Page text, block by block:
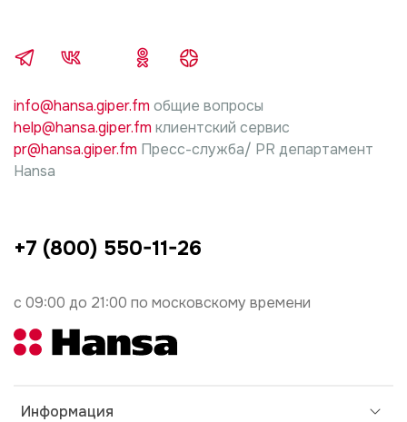
Информация
с 09:00 до 21:00 по московскому времени
+7 (800) 550-11-26
info@hansa.giper.fm общие вопросы
help@hansa.giper.fm клиентский сервис
pr@hansa.giper.fm Пресс-служба/ PR департамент
Hansa